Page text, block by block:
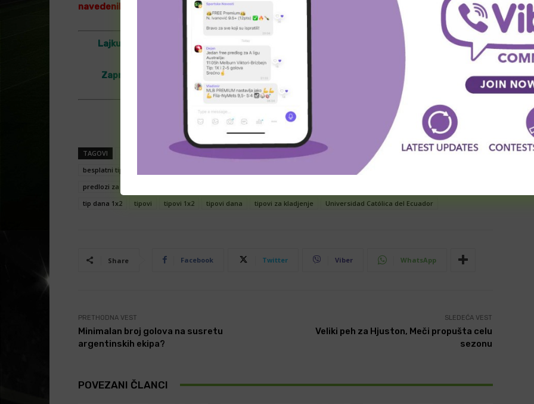
navedenih ekipa. Predlozi nisu ”100% sigurni” i igrate ih na sopstvenu odgovornost.
Lajkujte našu Facebook stranicu – https://www.facebook.com/sportskenovosti.net/
Zapratite nas i na Instagramu https://www.instagram.com/sportskenovostinet/
Naslovna fotografija: Youtube (Screenshot)
TAGOVI besplatne prognoze besplatni predlozi za kladjenje
besplatni tipovi
besplatni tipovi za klađenje
Liga Pro (Ekvador)
predlozi za kladjenje
tip dana 1x2
tipovi tipovi 1x2 tipovi dana tipovi za kladjenje Universidad Católica del Ecuador
Share Facebook Twitter Viber WhatsApp
PRETHODNA VEST
Minimalan broj golova na susretu
argentinskih ekipa?
SLEDEĆA VEST
Veliki peh za Hjuston, Meči propušta celu
sezonu
POVEZANI ČLANCI